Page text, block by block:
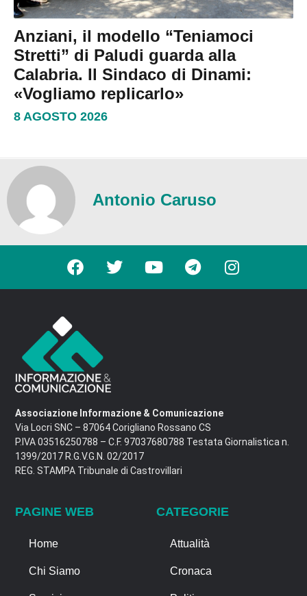
Anziani, il modello “Teniamoci
Stretti” di Paludi guarda alla
Calabria. Il Sindaco di Dinami:
«Vogliamo replicarlo»
8 AGOSTO 2026
Antonio Caruso
Associazione Informazione & Comunicazione
Via Locri SNC – 87064 Corigliano Rossano CS
P.IVA 03516250788 – C.F. 97037680788 Testata Giornalistica n.
1399/2017 R.G.V.G.N. 02/2017
REG. STAMPA Tribunale di Castrovillari
PAGINE WEB
Home
Chi Siamo
CATEGORIE
Attualità
Cronaca